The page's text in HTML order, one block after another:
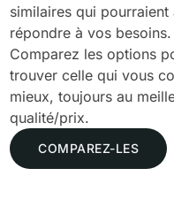
similaires qui pourraient
répondre à vos besoins.
Comparez les options
trouver celle qui vous
mieux, toujours au
qualité/prix.
COMPAREZ-LES